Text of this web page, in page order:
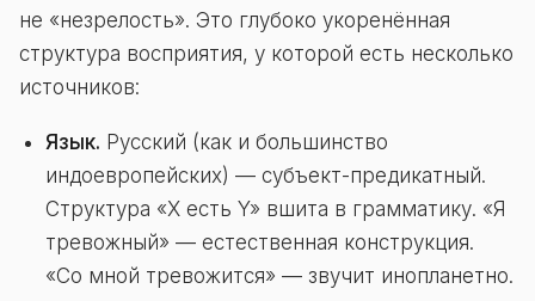
не «незрелость». Это глубоко укоренённая
структура восприятия, у которой есть несколько
источников:
Язык. Русский (как и большинство
индоевропейских) — субъект-предикатный.
Структура «X есть Y» вшита в грамматику. «Я
тревожный» — естественная конструкция.
«Со мной тревожится» — звучит инопланетно.